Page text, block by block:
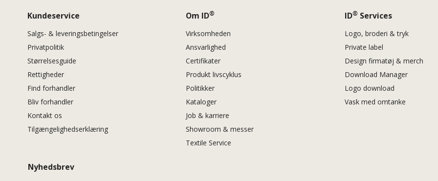
Kundeservice
Salgs- & leveringsbetingelser
Privatpolitik
Størrelsesguide
Rettigheder
Find forhandler
Bliv forhandler
Kontakt os
Tilgængelighedserklæring
Om ID®
Virksomheden
Ansvarlighed
Certifikater
Produkt livscyklus
Politikker
Kataloger
Job & karriere
Showroom & messer
Textile Service
ID® Services
Logo, broderi & tryk
Private label
Design firmatøj & merch
Download Manager
Logo download
Vask med omtanke
Nyhedsbrev